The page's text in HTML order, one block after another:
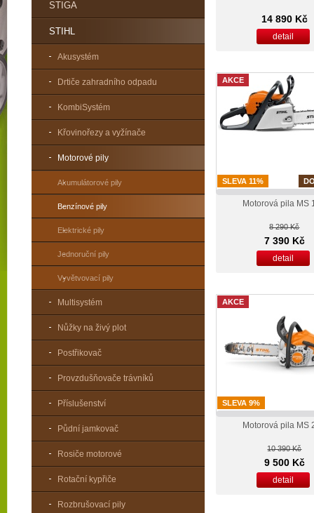
STIGA
STIHL
Akusystém
Drtiče zahradního odpadu
KombiSystém
Křovinořezy a vyžínače
Motorové pily
Akumulátorové pily
Benzínové pily
Elektrické pily
Jednoruční pily
Vyvětvovací pily
Multisystém
Nůžky na živý plot
Postřikovač
Provzdušňovače trávníků
Příslušenství
Půdní jamkovač
Rosiče motorové
Rotační kypřiče
Rozbrušovací pily
14 890 Kč
detail
SLEVA 11%
AKCE
Motorová pila MS
8 290 Kč
7 390 Kč
detail
SLEVA 9%
AKCE
Motorová pila MS
10 390 Kč
9 500 Kč
detail